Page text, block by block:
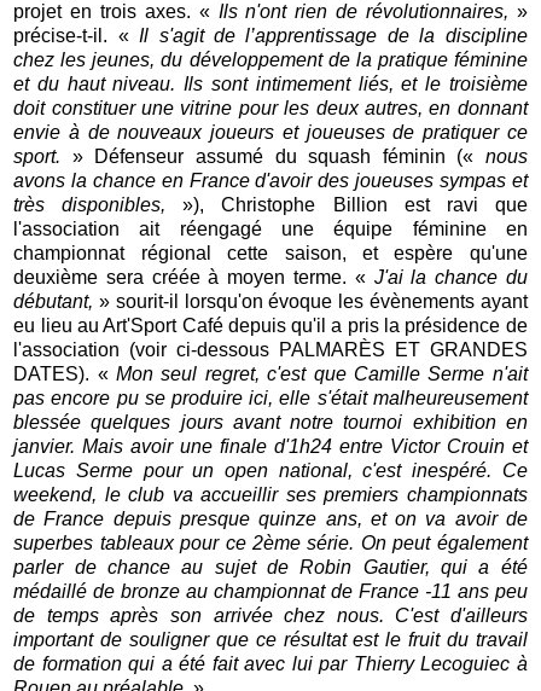
projet en trois axes. « Ils n'ont rien de révolutionnaires, »
précise-t-il. «Il s'agit de l’apprentissage de la discipline
chez les jeunes, du développement de la pratique féminine
et du haut niveau. Ils sont intimement liés, et le troisième
doit constituer une vitrine pour les deux autres, en donnant
envie à de nouveaux joueurs et joueuses de pratiquer ce
sport. » Défenseur assumé du squash féminin (« nous
avons la chance en France d'avoir des joueuses sympas et
très disponibles,»), Christophe Billion est ravi que
l'association ait réengagé une équipe féminine en
championnat régional cette saison, et espère qu'une
deuxième sera créée à moyen terme. « J'ai la chance du
débutant, » sourit-il lorsqu'on évoque les évènements ayant
eu lieu au Art'Sport Café depuis qu'il a pris la présidence de
l'association (voir ci-dessous PALMARÈS ET GRANDES
DATES). « Mon seul regret, c'est que Camille Serme n'ait
pas encore pu se produire ici, elle s'était malheureusement
blessée quelques jours avant notre tournoi exhibition en
janvier. Mais avoir une finale d'1h24 entre Victor Crouin et
Lucas Serme pour un open national, c'est inespéré. Ce
weekend, le club va accueillir ses premiers championnats
de France depuis presque quinze ans, et on va avoir de
superbes tableaux pour ce 2ème série. On peut également
parler de chance au sujet de Robin Gautier, qui a été
médaillé de bronze au championnat de France -11 ans peu
de temps après son arrivée chez nous. C'est d'ailleurs
important de souligner que ce résultat est le fruit du travail
de formation qui a été fait avec lui par Thierry Lecoguiec à